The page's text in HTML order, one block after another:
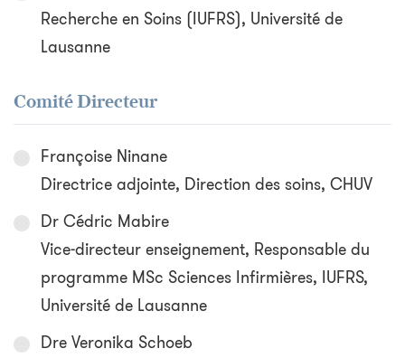
Recherche en Soins (IUFRS), Université de
Lausanne
Comité Directeur
Françoise Ninane
Directrice adjointe, Direction des soins, CHUV
Dr Cédric Mabire
Vice-directeur enseignement, Responsable du
programme MSc Sciences Infirmières, IUFRS,
Université de Lausanne
Dre Veronika Schoeb